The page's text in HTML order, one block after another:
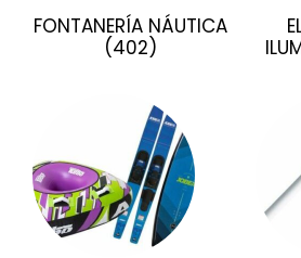
FONTANERÍA NÁUTICA
(402)